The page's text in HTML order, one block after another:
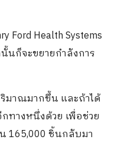
Ford Health Systems
นก็จะขยายกำลังการ
ริมาณมากขึ้น และถ้าได้
ทางหนึ่งด้วย เพื่อช่วย
165,000 ชิ้นกลับมา